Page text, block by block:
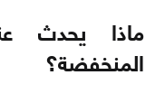
ماذا يحدث
المنخفضة؟